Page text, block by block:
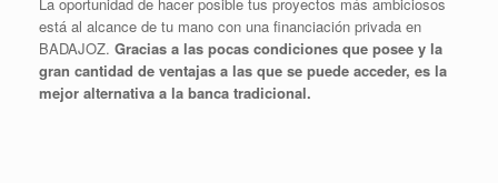
está al alcance de tu mano con una financiación privada en
BADAJOZ. Gracias a las pocas condiciones que posee y la
gran cantidad de ventajas a las que se puede acceder, es la
mejor alternativa a la banca tradicional.